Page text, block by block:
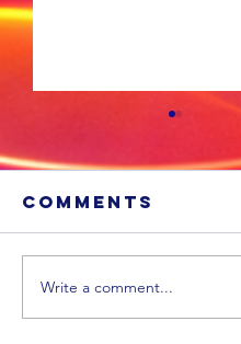
Comments
Write a comment...